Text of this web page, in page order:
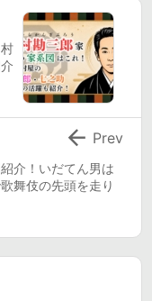
介！いだてん男は
舞伎の先頭を走り
 Prev